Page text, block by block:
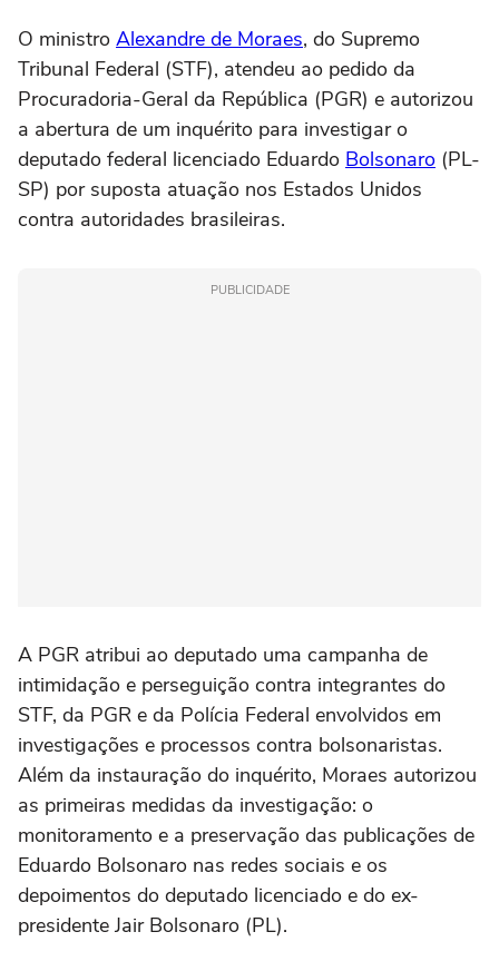
O ministro Alexandre de Moraes, do Supremo
Tribunal Federal (STF), atendeu ao pedido da
Procuradoria-Geral da República (PGR) e autorizou
a abertura de um inquérito para investigar o
deputado federal licenciado Eduardo Bolsonaro (PL-
SP) por suposta atuação nos Estados Unidos
contra autoridades brasileiras.
PUBLICIDADE
A PGR atribui ao deputado uma campanha de
intimidação e perseguição contra integrantes do
STF, da PGR e da Polícia Federal envolvidos em
investigações e processos contra bolsonaristas.
Além da instauração do inquérito, Moraes autorizou
as primeiras medidas da investigação: o
monitoramento e a preservação das publicações de
Eduardo Bolsonaro nas redes sociais e os
depoimentos do deputado licenciado e do ex-
presidente Jair Bolsonaro (PL).